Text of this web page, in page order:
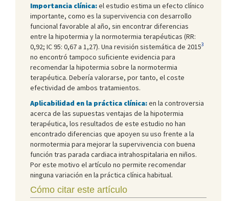
Importancia clínica:el estudio estima un efecto clínico
importante, como es la supervivencia con desarrollo
funcional favorable al año, sin encontrar diferencias
entre la hipotermia y la normotermia terapéuticas (RR:
0,92; IC 95: 0,67 a 1,27). Una revisión sistemática de 20153
no encontró tampoco suficiente evidencia para
recomendar la hipotermia sobre la normotermia
terapéutica. Debería valorarse, por tanto, el coste
efectividad de ambos tratamientos.
Aplicabilidad en la práctica clínica:en la controversia
acerca de las supuestas ventajas de la hipotermia
terapéutica, los resultados de este estudio no han
encontrado diferencias que apoyen su uso frente a la
normotermia para mejorar la supervivencia con buena
función tras parada cardiaca intrahospitalaria en niños.
Por este motivo el artículo no permite recomendar
ninguna variación en la práctica clínica habitual.
Cómo citar este artículo